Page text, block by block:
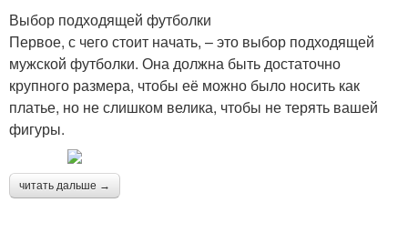
Выбор подходящей футболки
Первое, с чего стоит начать, – это выбор подходящей
мужской футболки. Она должна быть достаточно
крупного размера, чтобы её можно было носить как
платье, но не слишком велика, чтобы не терять вашей
фигуры.
читать дальше →